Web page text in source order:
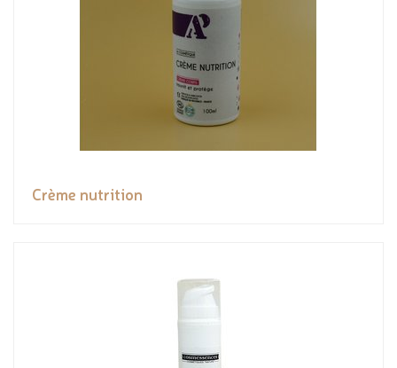
Crème nutrition